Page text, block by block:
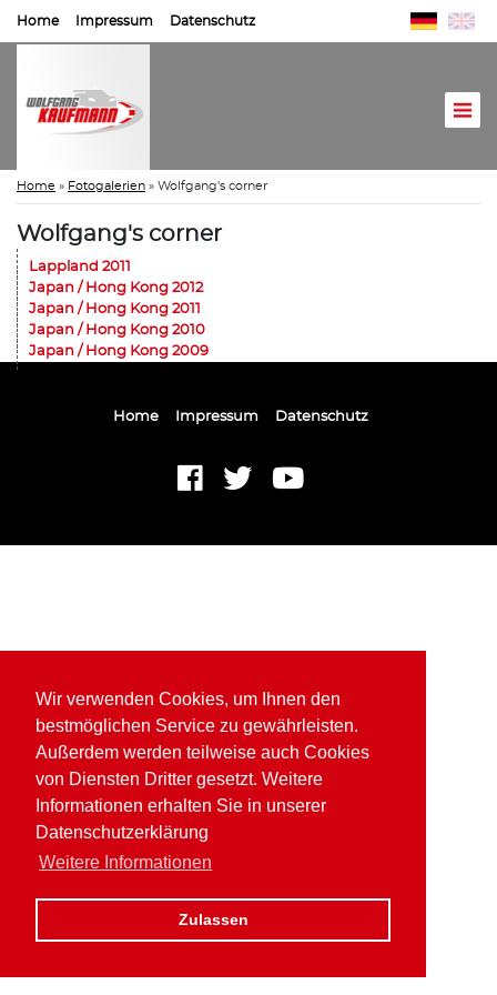
Wir verwenden Cookies, um Ihnen den
bestmöglichen Service zu gewährleisten.
Außerdem werden teilweise auch Cookies
von Diensten Dritter gesetzt. Weitere
Informationen erhalten Sie in unserer
Datenschutzerklärung
Weitere Informationen
Zulassen
Home Impressum Datenschutz
Home » Fotogalerien » Wolfgang's corner
Wolfgang's corner
Lappland 2011
Japan / Hong Kong 2012
Japan / Hong Kong 2011
Japan / Hong Kong 2010
Japan / Hong Kong 2009
Home Impressum Datenschutz